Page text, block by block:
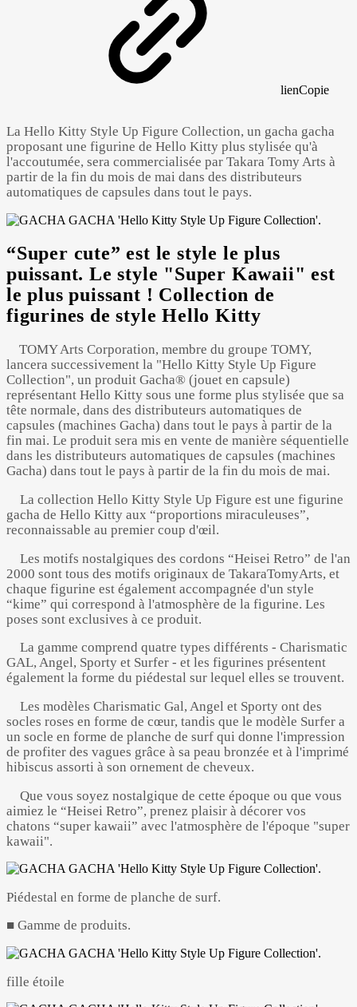
lienCopie
Powered by GliaStudios
La Hello Kitty Style Up Figure Collection, un gacha gacha
proposant une figurine de Hello Kitty plus stylisée qu'à
l'accoutumée, sera commercialisée par Takara Tomy Arts à
partir de la fin du mois de mai dans des distributeurs
automatiques de capsules dans tout le pays.
“Super cute” est le style le plus
puissant. Le style "Super Kawaii" est
le plus puissant ! Collection de
figurines de style Hello Kitty
TOMY Arts Corporation, membre du groupe TOMY,
lancera successivement la "Hello Kitty Style Up Figure
Collection", un produit Gacha® (jouet en capsule)
représentant Hello Kitty sous une forme plus stylisée que sa
tête normale, dans des distributeurs automatiques de
capsules (machines Gacha) dans tout le pays à partir de la
fin mai. Le produit sera mis en vente de manière séquentielle
dans les distributeurs automatiques de capsules (machines
Gacha) dans tout le pays à partir de la fin du mois de mai.
La collection Hello Kitty Style Up Figure est une figurine
gacha de Hello Kitty aux “proportions miraculeuses”,
reconnaissable au premier coup d'œil.
Les motifs nostalgiques des cordons “Heisei Retro” de l'an
2000 sont tous des motifs originaux de TakaraTomyArts, et
chaque figurine est également accompagnée d'un style
“kime” qui correspond à l'atmosphère de la figurine. Les
poses sont exclusives à ce produit.
La gamme comprend quatre types différents - Charismatic
GAL, Angel, Sporty et Surfer - et les figurines présentent
également la forme du piédestal sur lequel elles se trouvent.
Les modèles Charismatic Gal, Angel et Sporty ont des
socles roses en forme de cœur, tandis que le modèle Surfer a
un socle en forme de planche de surf qui donne l'impression
de profiter des vagues grâce à sa peau bronzée et à l'imprimé
hibiscus assorti à son ornement de cheveux.
Que vous soyez nostalgique de cette époque ou que vous
aimiez le “Heisei Retro”, prenez plaisir à décorer vos
chatons “super kawaii” avec l'atmosphère de l'époque "super
kawaii".
Piédestal en forme de planche de surf.
■ Gamme de produits.
fille étoile